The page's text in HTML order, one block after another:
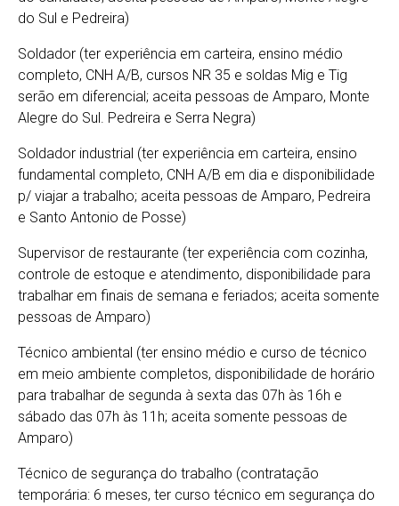
do Sul e Pedreira)
Soldador (ter experiência em carteira, ensino médio
completo, CNH A/B, cursos NR 35 e soldas Mig e Tig
serão em diferencial; aceita pessoas de Amparo, Monte
Alegre do Sul. Pedreira e Serra Negra)
Soldador industrial (ter experiência em carteira, ensino
fundamental completo, CNH A/B em dia e disponibilidade
p/ viajar a trabalho; aceita pessoas de Amparo, Pedreira
e Santo Antonio de Posse)
Supervisor de restaurante (ter experiência com cozinha,
controle de estoque e atendimento, disponibilidade para
trabalhar em finais de semana e feriados; aceita somente
pessoas de Amparo)
Técnico ambiental (ter ensino médio e curso de técnico
em meio ambiente completos, disponibilidade de horário
para trabalhar de segunda à sexta das 07h às 16h e
sábado das 07h às 11h; aceita somente pessoas de
Amparo)
Técnico de segurança do trabalho (contratação
temporária: 6 meses, ter curso técnico em segurança do